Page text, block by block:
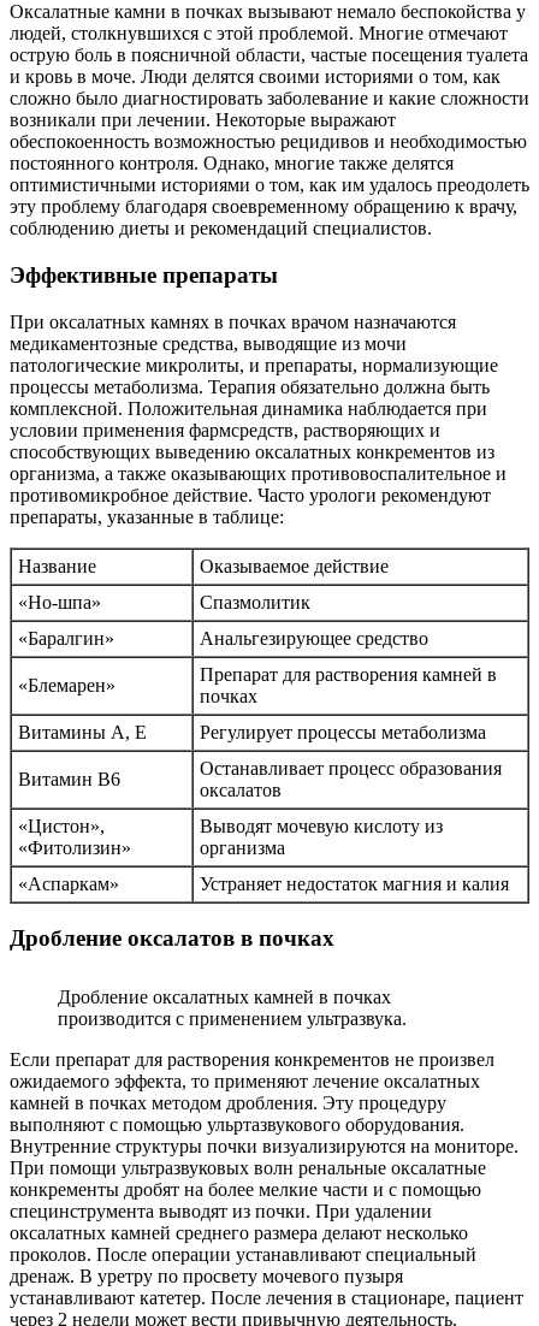
Оксалатные камни в почках вызывают немало беспокойства у
людей, столкнувшихся с этой проблемой. Многие отмечают
острую боль в поясничной области, частые посещения туалета
и кровь в моче. Люди делятся своими историями о том, как
сложно было диагностировать заболевание и какие сложности
возникали при лечении. Некоторые выражают
обеспокоенность возможностью рецидивов и необходимостью
постоянного контроля. Однако, многие также делятся
оптимистичными историями о том, как им удалось преодолеть
эту проблему благодаря своевременному обращению к врачу,
соблюдению диеты и рекомендаций специалистов.
Эффективные препараты
При оксалатных камнях в почках врачом назначаются
медикаментозные средства, выводящие из мочи
патологические микролиты, и препараты, нормализующие
процессы метаболизма. Терапия обязательно должна быть
комплексной. Положительная динамика наблюдается при
условии применения фармсредств, растворяющих и
способствующих выведению оксалатных конкрементов из
организма, а также оказывающих противовоспалительное и
противомикробное действие. Часто урологи рекомендуют
препараты, указанные в таблице:
Название
Оказываемое действие
«Но-шпа»
Спазмолитик
«Баралгин»
Анальгезирующее средство
«Блемарен»
Препарат для растворения камней в
почках
Витамины А, Е
Регулирует процессы метаболизма
Витамин В6
Останавливает процесс образования
оксалатов
«Цистон»,
«Фитолизин»
Выводят мочевую кислоту из
организма
«Аспаркам»
Устраняет недостаток магния и калия
Дробление оксалатов в почках
Дробление оксалатных камней в почках
производится с применением ультразвука.
Если препарат для растворения конкрементов не произвел
ожидаемого эффекта, то применяют лечение оксалатных
камней в почках методом дробления. Эту процедуру
выполняют с помощью ульртазвукового оборудования.
Внутренние структуры почки визуализируются на мониторе.
При помощи ультразвуковых волн ренальные оксалатные
конкременты дробят на более мелкие части и с помощью
специнструмента выводят из почки. При удалении
оксалатных камней среднего размера делают несколько
проколов. После операции устанавливают специальный
дренаж. В уретру по просвету мочевого пузыря
устанавливают катетер. После лечения в стационаре, пациент
через 2 недели может вести привычную деятельность.